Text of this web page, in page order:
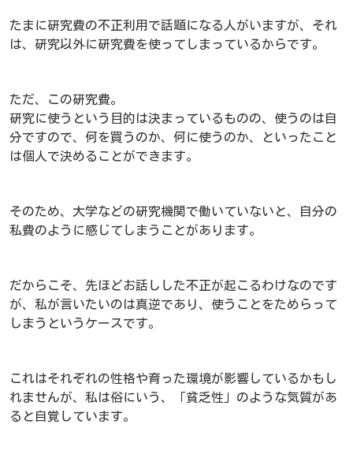
たまに研究費の不正利用で話題になる人がいますが、それ
は、研究以外に研究費を使ってしまっているからです。
ただ、この研究費。
研究に使うという目的は決まっているものの、使うのは自
分ですので、何を買うのか、何に使うのか、といったこと
は個人で決めることができます。
そのため、大学などの研究機関で働いていないと、自分の
私費のように感じてしまうことがあります。
だからこそ、先ほどお話しした不正が起こるわけなのです
が、私が言いたいのは真逆であり、使うことをためらって
しまうというケースです。
これはそれぞれの性格や育った環境が影響しているかもし
れませんが、私は俗にいう、「貧乏性」のような気質があ
ると自覚しています。